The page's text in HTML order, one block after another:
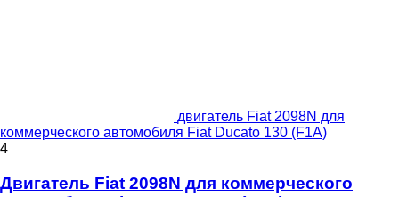
двигатель Fiat 2098N для
коммерческого автомобиля Fiat Ducato 130 (F1A)
4
Двигатель Fiat 2098N для коммерческого